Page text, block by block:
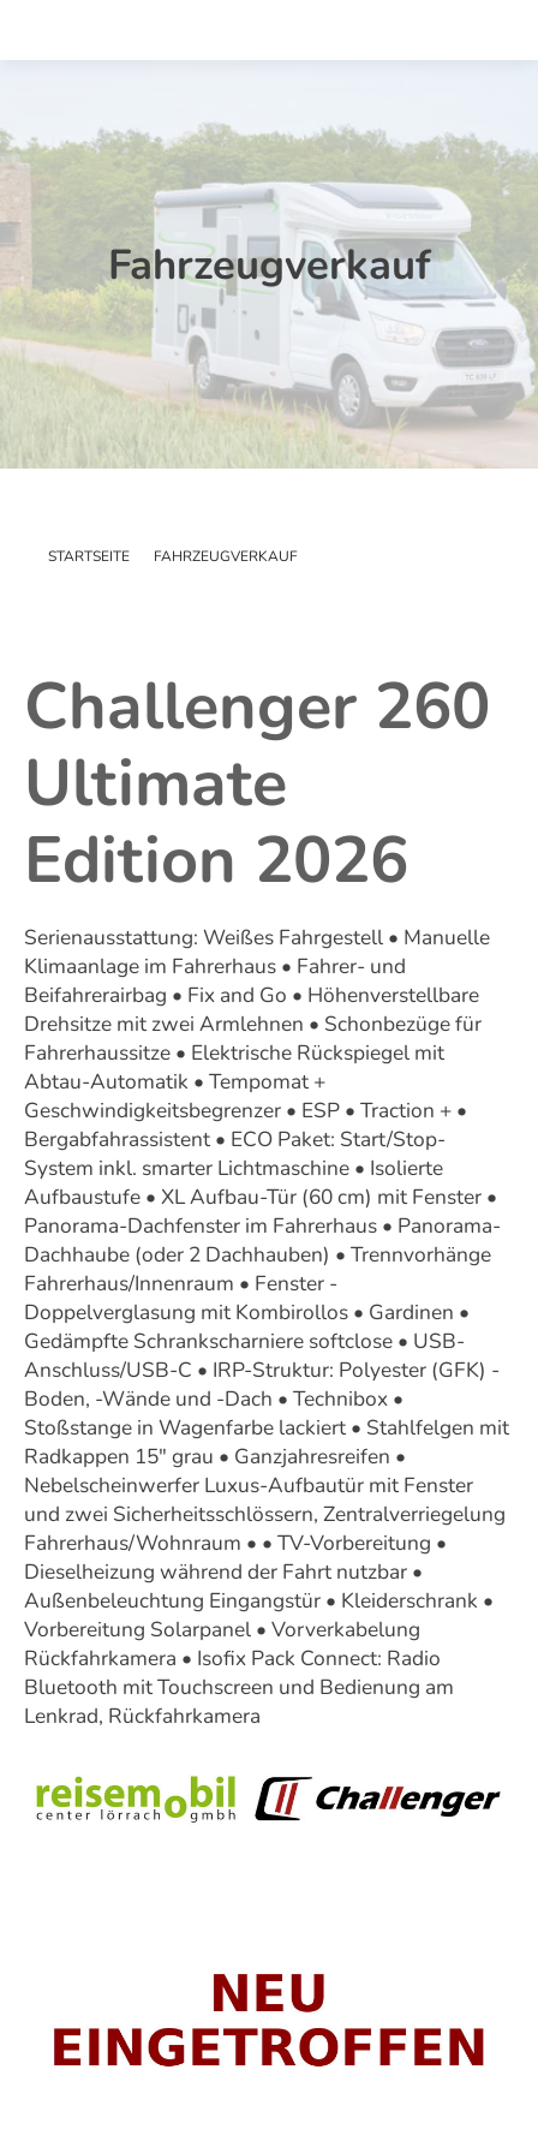
Fahrzeugverkauf
Marken
Vermietung
Service
Fahrzeugverkauf
STARTSEITE FAHRZEUGVERKAUF
Challenger 260
Ultimate
Edition 2026
Serienausstattung: Weißes Fahrgestell • Manuelle
Klimaanlage im Fahrerhaus • Fahrer- und
Beifahrerairbag • Fix and Go • Höhenverstellbare
Drehsitze mit zwei Armlehnen • Schonbezüge für
Fahrerhaussitze • Elektrische Rückspiegel mit
Abtau-Automatik • Tempomat +
Geschwindigkeitsbegrenzer • ESP • Traction + •
Bergabfahrassistent • ECO Paket: Start/Stop-
System inkl. smarter Lichtmaschine • Isolierte
Aufbaustufe • XL Aufbau-Tür (60 cm) mit Fenster •
Panorama-Dachfenster im Fahrerhaus • Panorama-
Dachhaube (oder 2 Dachhauben) • Trennvorhänge
Fahrerhaus/Innenraum • Fenster -
Doppelverglasung mit Kombirollos • Gardinen •
Gedämpfte Schrankscharniere softclose • USB-
Anschluss/USB-C • IRP-Struktur: Polyester (GFK) -
Boden, -Wände und -Dach • Technibox •
Stoßstange in Wagenfarbe lackiert • Stahlfelgen mit
Radkappen 15" grau • Ganzjahresreifen •
Nebelscheinwerfer Luxus-Aufbautür mit Fenster
und zwei Sicherheitsschlössern, Zentralverriegelung
Fahrerhaus/Wohnraum • • TV-Vorbereitung •
Dieselheizung während der Fahrt nutzbar •
Außenbeleuchtung Eingangstür • Kleiderschrank •
Vorbereitung Solarpanel • Vorverkabelung
Rückfahrkamera • Isofix Pack Connect: Radio
Bluetooth mit Touchscreen und Bedienung am
Lenkrad, Rückfahrkamera